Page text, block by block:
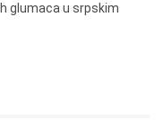
glumaca u srpskim